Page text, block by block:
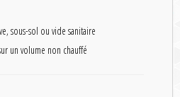
sous-sol ou vide sanitaire
un volume non chauffé